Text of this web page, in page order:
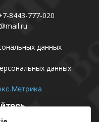
8443-777-020
данных
данных